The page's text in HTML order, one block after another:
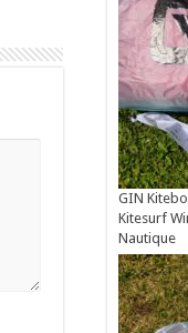
GIN
Kitesurf
Nautique